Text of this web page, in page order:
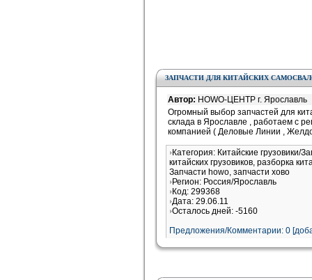
ЗАПЧАСТИ ДЛЯ КИТАЙСКИХ
Автор: HOWO-ЦЕНТР г. Ярославль
Огромный выбор запчастей для
склада в Ярославле , работаем с
компанией ( Деловые Линии ,
Категория: Китайские грузовики/
китайских грузовиков, разборка
Запчасти howo, запчасти хово
Регион: Россия/Ярославль
Код: 299368
Дата: 29.06.11
Осталось дней: -5160
Предложения/Комментарии: 0